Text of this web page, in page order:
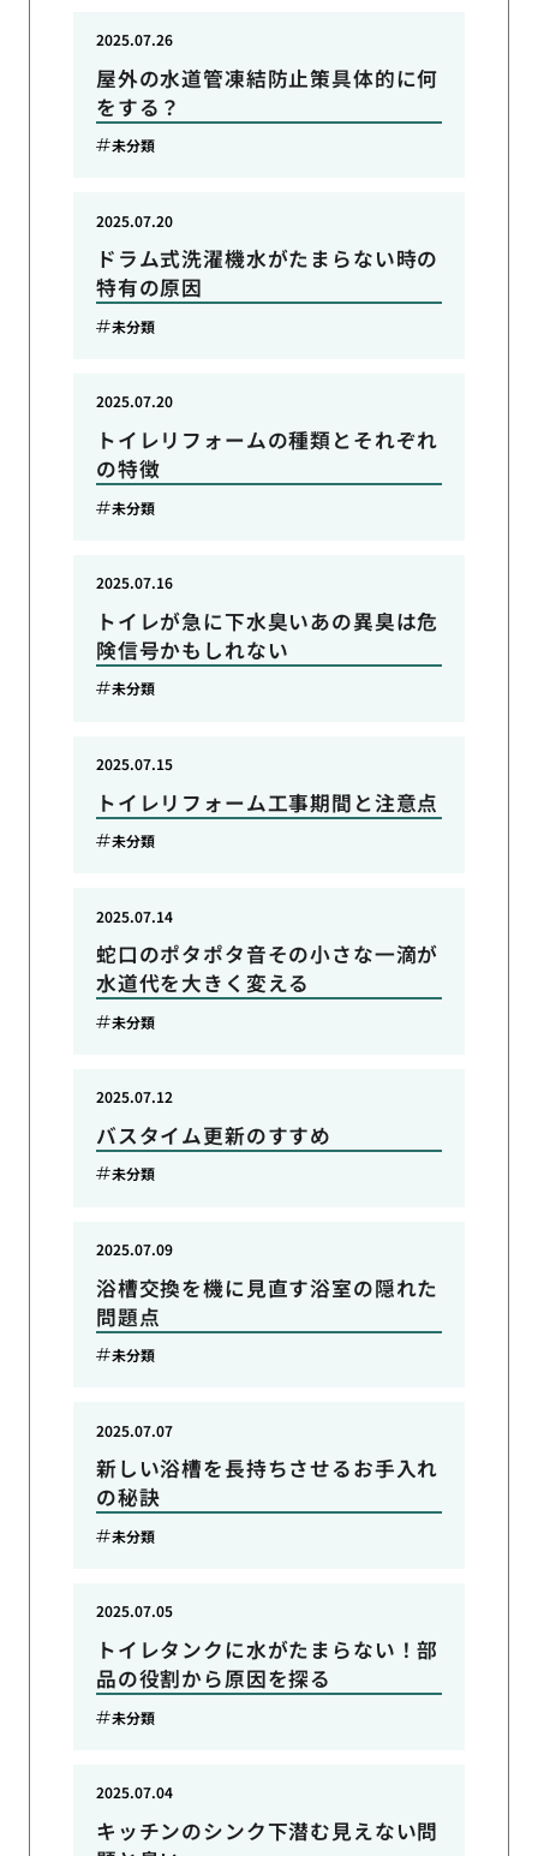
屋外の水道管凍結防止策具体的に何
をする？
2025.07.26
未分類
ドラム式洗濯機水がたまらない時の
特有の原因
2025.07.20
未分類
トイレリフォームの種類とそれぞれ
の特徴
2025.07.20
未分類
トイレが急に下水臭いあの異臭は危
険信号かもしれない
2025.07.16
未分類
トイレリフォーム工事期間と注意点
2025.07.15
未分類
蛇口のポタポタ音その小さな一滴が
水道代を大きく変える
2025.07.14
未分類
バスタイム更新のすすめ
2025.07.12
未分類
浴槽交換を機に見直す浴室の隠れた
問題点
2025.07.09
未分類
新しい浴槽を長持ちさせるお手入れ
の秘訣
2025.07.07
未分類
トイレタンクに水がたまらない！部
品の役割から原因を探る
2025.07.05
未分類
キッチンのシンク下潜む見えない問
2025.07.04